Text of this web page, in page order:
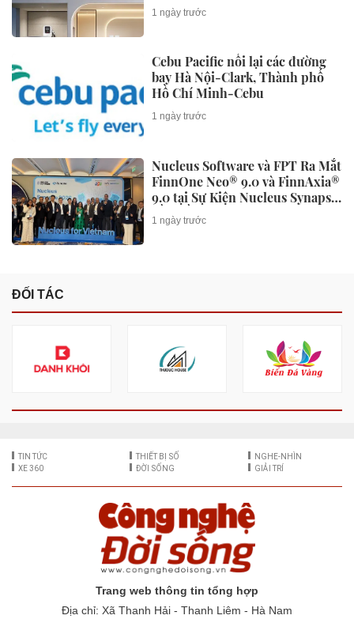
1 ngày trước
Cebu Pacific nối lại các đường
bay Hà Nội-Clark, Thành phố
Hồ Chí Minh-Cebu
1 ngày trước
Nucleus Software và FPT Ra Mắt
FinnOne Neo® 9.0 và FinnAxia®
9.0 tại Sự Kiện Nucleus Synapse
Lần Đầu Tiên tại Việt Nam
1 ngày trước
ĐỐI TÁC
TIN TỨC THIẾT BỊ SỐ
NGHE-NHÌN
XE 360
ĐỜI SỐNG GIẢI TRÍ
Trang web thông tin tổng hợp
Địa chỉ: Xã Thanh Hải - Thanh Liêm - Hà Nam